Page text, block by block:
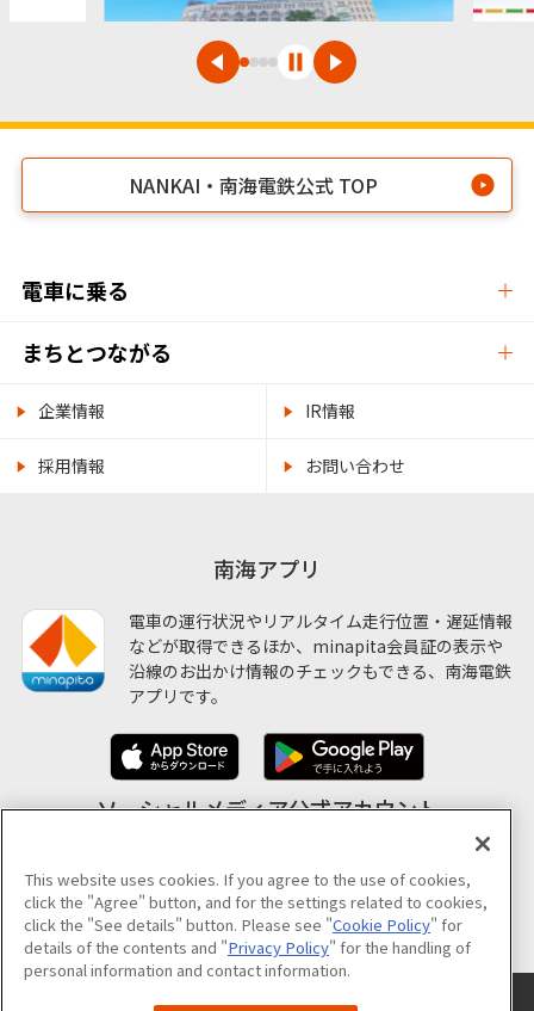
NANKAI・南海電鉄公式 TOP
電車に乗る
まちとつながる
企業情報 IR情報
採用情報 お問い合わせ
南海アプリ
電車の運行状況やリアルタイム走行位置・遅延情報
などが取得できるほか、minapita会員証の表示や
沿線のお出かけ情報のチェックもできる、南海電鉄
アプリです。
ソーシャルメディア公式アカウント
公式アカウント一覧
サイトのご利用について プライバシーポリシー
This website uses cookies. If you agree to the use of cookies,
click the "Agree" button, and for the settings related to cookies,
click the "See details" button. Please see "Cookie Policy" for
details of the contents and "Privacy Policy" for the handling of
personal information and contact information.